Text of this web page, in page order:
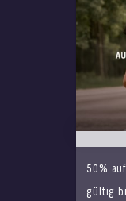
50%
gültig